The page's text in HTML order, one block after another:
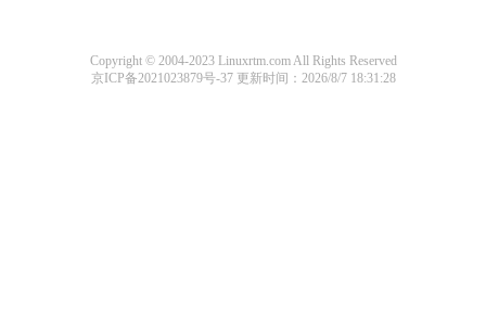
Copyright © 2004-2023 Linuxrtm.com All Rights Reserved
京ICP备2021023879号-37更新时间：2026/8/7 18:31:28